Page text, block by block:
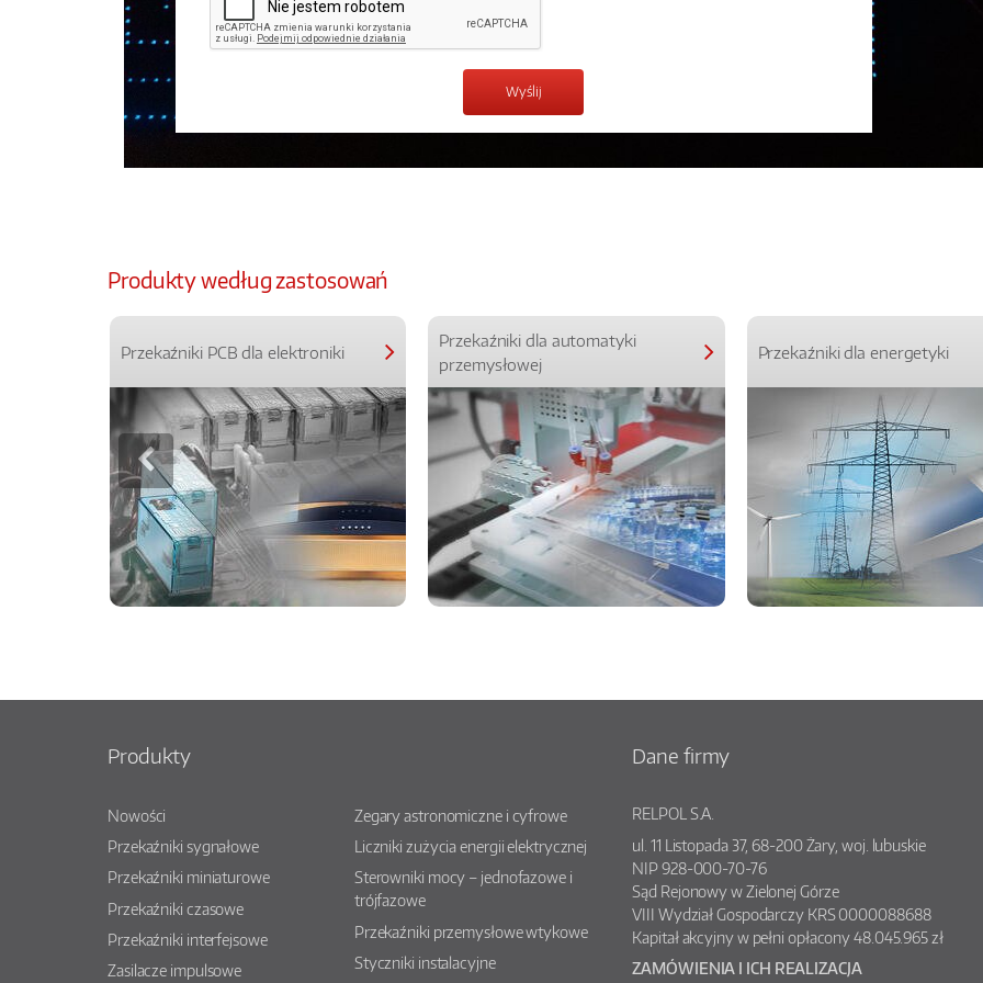
Produkty według zastosowań
Przekaźniki PCB dla elektroniki
Przekaźniki dla automatyki
przemysłowej
Przekaźniki dla energetyki
Produkty
Nowości
Przekaźniki sygnałowe
Przekaźniki miniaturowe
Przekaźniki czasowe
Przekaźniki interfejsowe
Zasilacze impulsowe
Zegary astronomiczne i cyfrowe
Liczniki zużycia energii elektrycznej
Sterowniki mocy – jednofazowe i
trójfazowe
Przekaźniki przemysłowe wtykowe
Styczniki instalacyjne
Dane firmy
RELPOL S.A.
ul. 11 Listopada 37,68-200Żary, woj. lubuskie
NIP 928-000-70-76
Sąd Rejonowy w Zielonej Górze
VIII Wydział Gospodarczy KRS 0000088688
Kapitał akcyjny w pełni opłacony 48.045.965 zł
ZAMÓWIENIA I ICH REALIZACJA